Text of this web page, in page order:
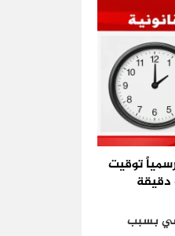
توقيت
بسبب